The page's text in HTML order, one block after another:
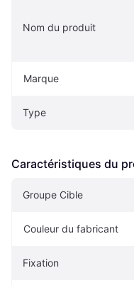
Nom du produit
Marque
Type
Caractéristiques du
Groupe Cible
Couleur du fabricant
Fixation